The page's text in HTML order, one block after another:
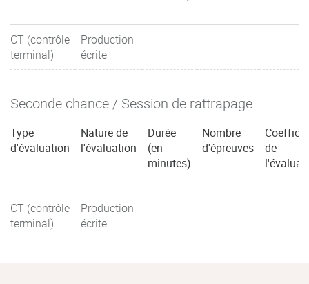
CT (contrôle
terminal)
Production
écrite
Seconde chance / Session de rattrapage
Type
d'évaluation
Nature de
l'évaluation
Durée
(en
minutes)
Nombre
d'épreuves
de
CT (contrôle
terminal)
Production
écrite